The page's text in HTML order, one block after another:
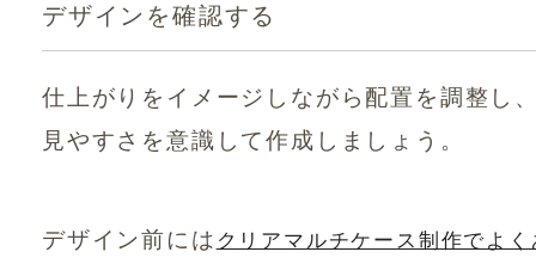
デザインを確認する
仕上がりをイメージしながら配置を調整し
見やすさを意識して作成しましょう。
デザイン前には クリアマルチケース制作でよく